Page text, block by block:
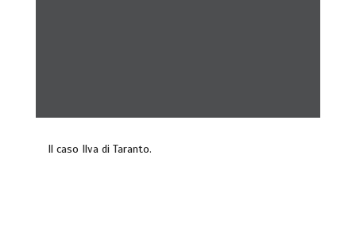
Il caso Ilva di Taranto.